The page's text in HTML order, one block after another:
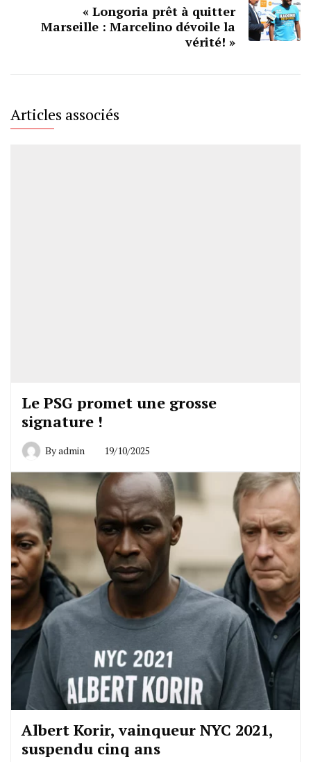
« Longoria prêt à quitter
Marseille : Marcelino dévoile la
vérité! »
Articles associés
Le PSG promet une grosse
signature !
Byadmin 19/10/2025
Albert Korir, vainqueur NYC 2021,
suspendu cinq ans